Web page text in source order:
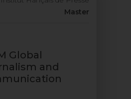
Master
Global
and